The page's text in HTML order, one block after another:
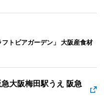
トビアガーデン」 大阪産食材
大阪梅田駅うえ 阪急